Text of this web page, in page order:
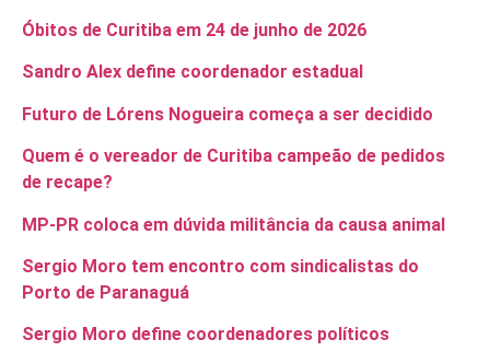
Óbitos de Curitiba em 24 de junho de 2026
Sandro Alex define coordenador estadual
Futuro de Lórens Nogueira começa a ser decidido
Quem é o vereador de Curitiba campeão de pedidos
de recape?
MP-PR coloca em dúvida militância da causa animal
Sergio Moro tem encontro com sindicalistas do
Porto de Paranaguá
Sergio Moro define coordenadores políticos